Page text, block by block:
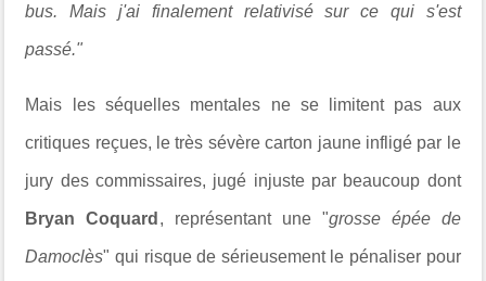
bus. Mais j'ai finalement relativisé sur ce qui s'est
passé."
Mais les séquelles mentales ne se limitent pas aux
critiques reçues, le très sévère carton jaune infligé par le
jury des commissaires, jugé injuste par beaucoup dont
Bryan Coquard , représentant une "grosse épée de
Damoclès" qui risque de sérieusement le pénaliser pour